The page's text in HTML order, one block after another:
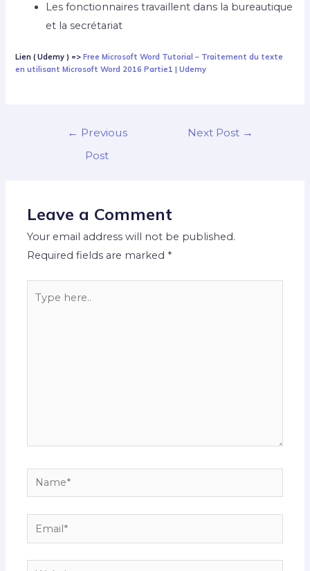
Les fonctionnaires travaillent dans la bureautique
et la secrétariat
Lien ( Udemy ) =>Free Microsoft Word Tutorial – Traitement du texte
en utilisant Microsoft Word 2016 Partie1 | Udemy
← Previous
Post
Next Post →
Leave a Comment
Your email address will not be published.
Required fields are marked *